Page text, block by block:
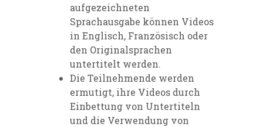
aufgezeichneten
Sprachausgabe können Videos
in Englisch, Französisch oder
den Originalsprachen
untertitelt werden.
Die Teilnehmende werden
ermutigt, ihre Videos durch
Einbettung von Untertiteln
und die Verwendung von